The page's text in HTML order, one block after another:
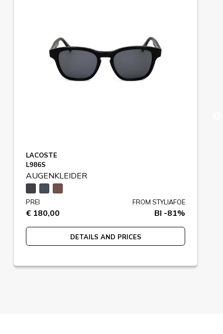
LACOSTE
L986S
AUGENKLEIDER
PREI
€ 180,00
FROM STYLIAFOE
BI -81%
DETAILS AND PRICES